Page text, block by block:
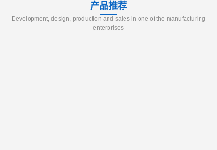
产品推荐
Development, design, production and sales in one of the manufacturing
enterprises